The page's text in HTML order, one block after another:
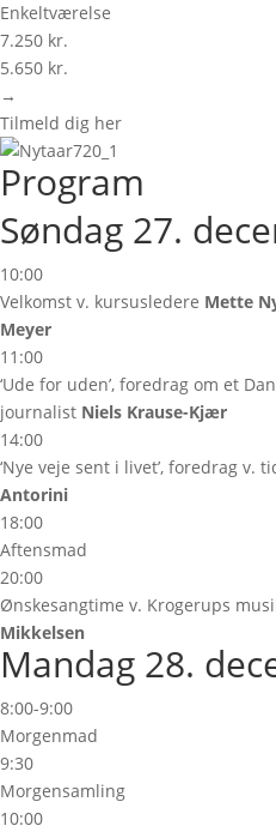
Enkeltværelse
7.250 kr.
5.650 kr.
→
Tilmeld dig her
Program
Søndag 27.
10:00
Velkomst v. kursusledere Mette
Meyer
11:00
‘Ude for uden’, foredrag om et
journalist Niels Krause-Kjær
14:00
‘Nye veje sent i livet’, foredrag v.
Antorini
18:00
Aftensmad
20:00
Ønskesangtime v. Krogerups
Mikkelsen
Mandag 28.
8:00-9:00
Morgenmad
9:30
Morgensamling
10:00